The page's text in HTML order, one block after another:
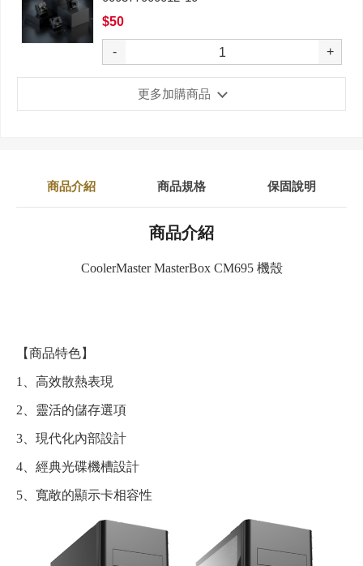
$50
- +
更多加購商品
商品介紹 商品規格 保固說明
商品介紹
CoolerMaster MasterBox CM695 機殼
【商品特色】
1、高效散熱表現
2、靈活的儲存選項
3、現代化內部設計
4、經典光碟機槽設計
5、寬敞的顯示卡相容性